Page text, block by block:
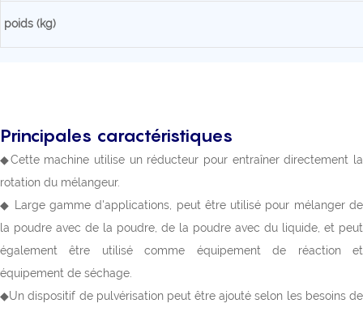
poids (kg)
Principales caractéristiques
◆Cette machine utilise un réducteur pour entraîner directement la
rotation du mélangeur.
◆ Large gamme d'applications, peut être utilisé pour mélanger de
la poudre avec de la poudre, de la poudre avec du liquide, et peut
également être utilisé comme équipement de réaction et
équipement de séchage.
◆Un dispositif de pulvérisation peut être ajouté selon les besoins de